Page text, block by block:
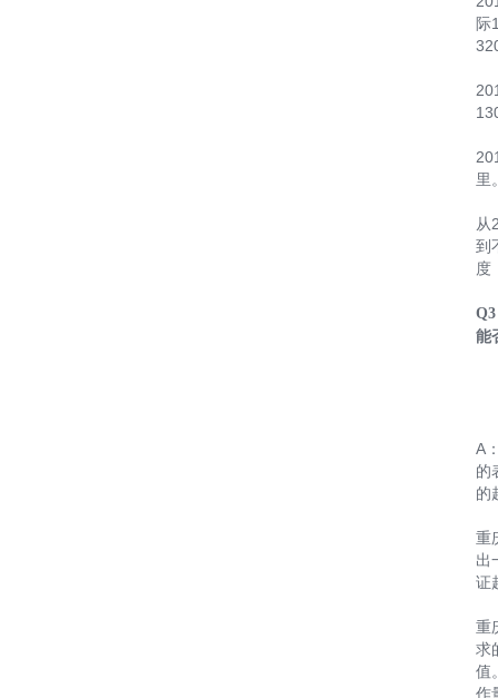
际
里
从
到
度
能
A
的
的
重
出
证
重
求
值
作